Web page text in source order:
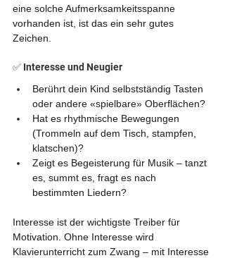
eine solche Aufmerksamkeitsspanne
vorhanden ist, ist das ein sehr gutes
Zeichen.
✅ Interesse und Neugier
Berührt dein Kind selbstständig Tasten
oder andere «spielbare» Oberflächen?
Hat es rhythmische Bewegungen
(Trommeln auf dem Tisch, stampfen,
klatschen)?
Zeigt es Begeisterung für Musik – tanzt
es, summt es, fragt es nach
bestimmten Liedern?
Interesse ist der wichtigste Treiber für
Motivation. Ohne Interesse wird
Klavierunterricht zum Zwang – mit Interesse